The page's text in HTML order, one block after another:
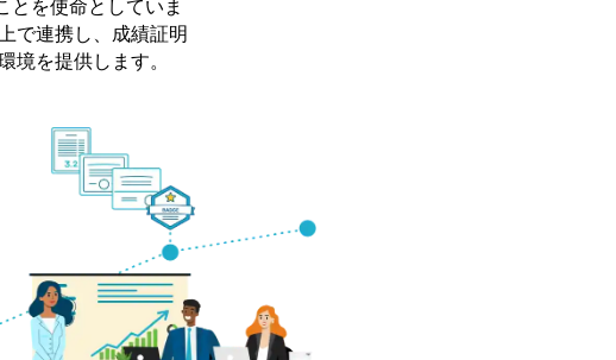
を使命としていま
で連携し、成績証明
を提供します。